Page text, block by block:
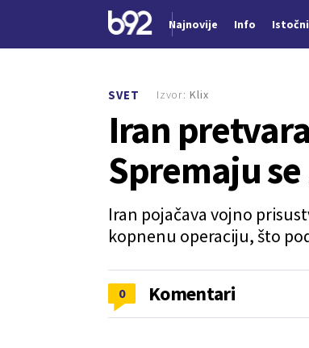
Najnovije Info
SVET
Iran
Spremaju
Iran pojačava vojno
kopnenu operaciju, što
Izvor: Klix
0 Komentari